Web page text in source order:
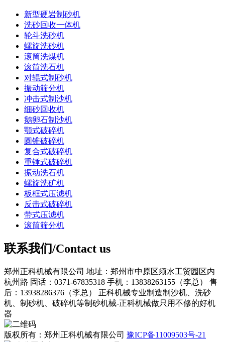
新型硬岩制砂机
洗砂回收一体机
轮斗洗砂机
螺旋洗砂机
滚筒洗煤机
滚筒洗石机
对辊式制砂机
振动筛分机
冲击式制沙机
细砂回收机
鹅卵石制沙机
颚式破碎机
圆锥破碎机
复合式破碎机
重锤式破碎机
振动洗石机
螺旋洗矿机
板框式压滤机
反击式破碎机
带式压滤机
滚筒筛分机
联系我们/Contact us
郑州正科机械有限公司 地址：郑州市中原区须水工贸园区内
杭州路 固话：0371-67835318 手机：13838263155（李总） 售
后：13938286376（李总）
正科机械专业制造制沙机、洗砂
机、制砂机、破碎机等制砂机械-正科机械做只用不修的好机
器
版权所有：郑州正科机械有限公司 豫ICP备11009503号-21